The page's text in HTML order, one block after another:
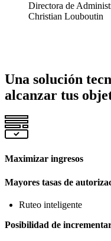
Directora de
Christian Louboutin
Una solución
alcanzar tus
Maximizar ingresos
Mayores tasas de
Ruteo inteligente
Posibilidad de